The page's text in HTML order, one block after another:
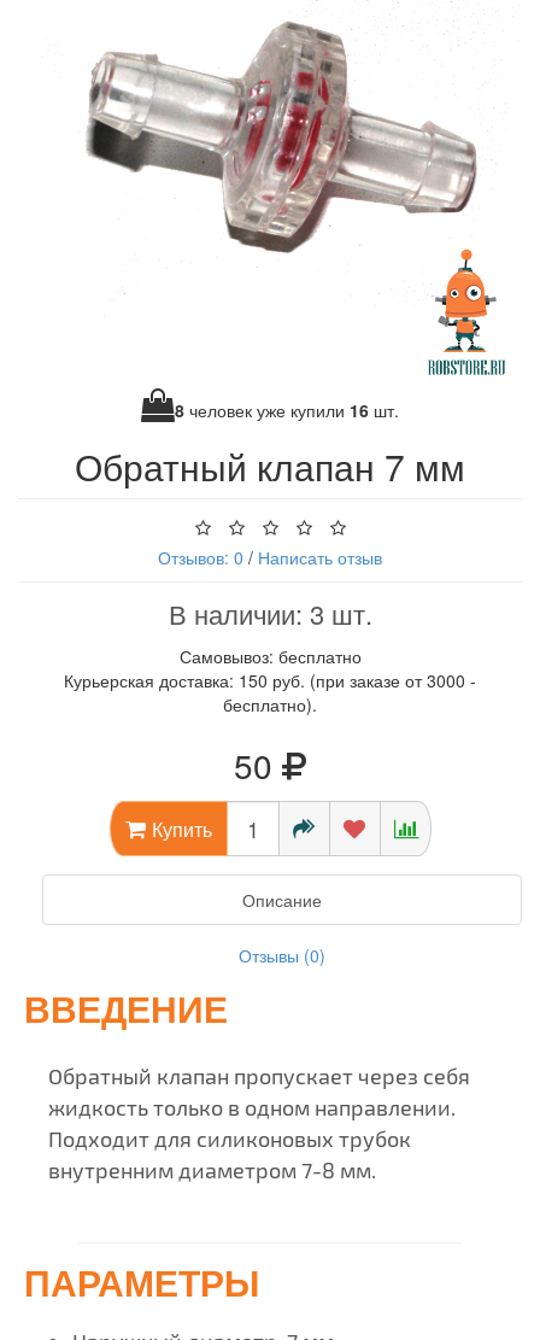
8 человек уже купили 16 шт.
Обратный клапан 7 мм
Отзывов: 0 / Написать отзыв
В наличии: 3 шт.
Самовывоз: бесплатно
Курьерская доставка: 150 руб. (при заказе от 3000 -
бесплатно).
50
Купить
Описание
Отзывы (0)
ВВЕДЕНИЕ
Обратный клапан пропускает через себя
жидкость только в одном направлении.
Подходит для силиконовых трубок
внутренним диаметром 7-8 мм.
ПАРАМЕТРЫ